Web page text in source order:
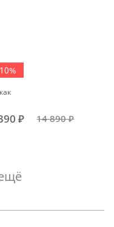
₽ 14 890 ₽